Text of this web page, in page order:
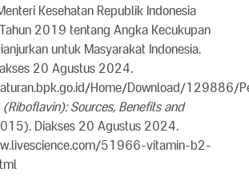
Kesehatan Republik Indonesia
2019 tentang Angka Kecukupan
untuk Masyarakat Indonesia.
20 Agustus 2024.
Home/Download/129886/
(Riboflavin): Sources, Benefits and
Diakses 20 Agustus 2024.
51966-vitamin-b2-